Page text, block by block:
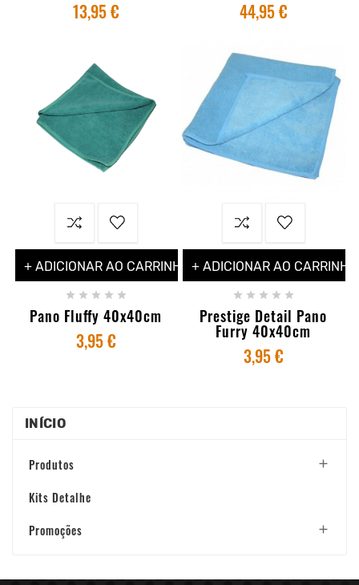
13,95 € 44,95 €
+ ADICIONAR AO CARRINHO
    
Pano Fluffy 40x40cm
3,95 €
+ ADICIONAR AO CARRINHO
    
Prestige Detail Pano
Furry 40x40cm
3,95 €
INÍCIO
Produtos 
Kits Detalhe
Promoções
